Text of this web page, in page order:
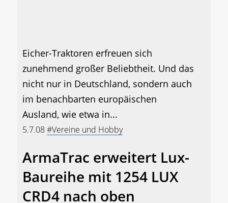
Eicher-Traktoren erfreuen sich
zunehmend großer Beliebtheit. Und das
nicht nur in Deutschland, sondern auch
im benachbarten europäischen
Ausland, wie etwa in...
5.7.08#Vereine und Hobby
ArmaTrac erweitert Lux-
Baureihe mit 1254 LUX
CRD4 nach oben